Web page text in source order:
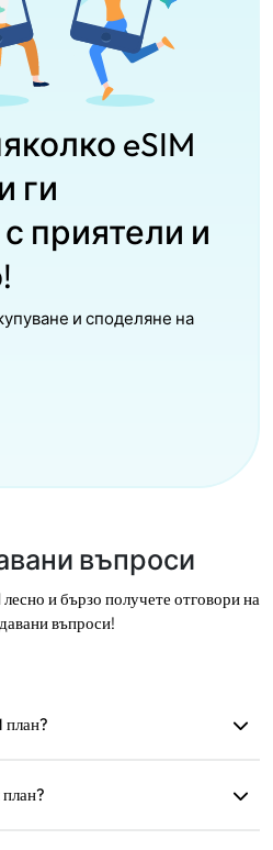
eSIM
ги
приятели и
и споделяне на
въпроси
и бързо получете отговори на
въпроси!
план?
да го инсталирате